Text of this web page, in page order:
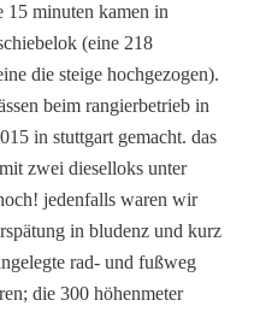
15 minuten kamen in
(eine 218
die steige hochgezogen).
beim rangierbetrieb in
in stuttgart gemacht. das
zwei dieselloks unter
jedenfalls waren wir
in bludenz und kurz
rad- und fußweg
die 300 höhenmeter